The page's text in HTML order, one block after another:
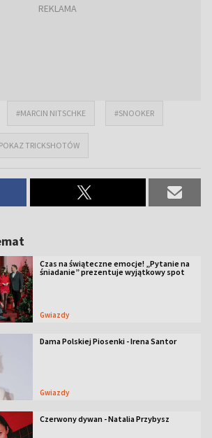
#MARCIN NITSCHKE #SNOOKER
TRICKSHOTÓW
Czas na świąteczne emocje! „Pytanie na
śniadanie” prezentuje wyjątkowy spot
Gwiazdy
Dama Polskiej Piosenki - Irena Santor
Gwiazdy
Czerwony dywan - Natalia Przybysz